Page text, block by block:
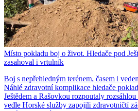
Místo pokladu boj o život. Hledače pod
zasahoval i vrtulník
Boj s nepřehledným terénem, časem i
Náhlé zdravotní komplikace hledače
Ještědem a Rašovkou rozpoutaly
vedle Horské služby zapojili zdravotničtí